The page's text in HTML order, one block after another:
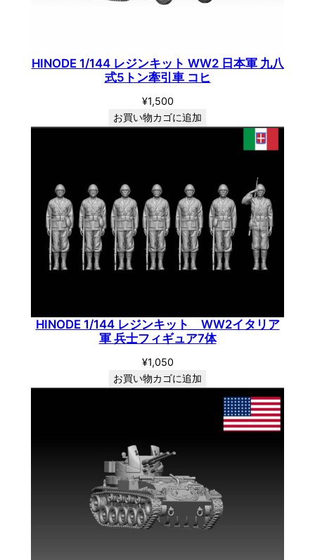
HINODE 1/144 レジンキット WW2 日本軍 九八
式5トン牽引車 コヒ
¥1,500
お買い物カゴに追加
HINODE 1/144 レジンキット WW2イタリア
軍 兵士フィギュア7体
¥1,050
お買い物カゴに追加